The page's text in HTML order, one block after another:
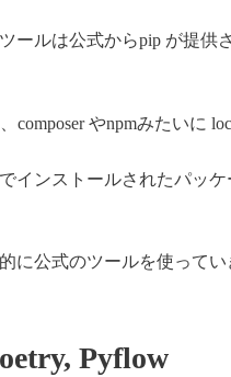
ールは公式からpip が提供
composer やnpmみたいに
インストールされたパッ
に公式のツールを使って
Pyflow